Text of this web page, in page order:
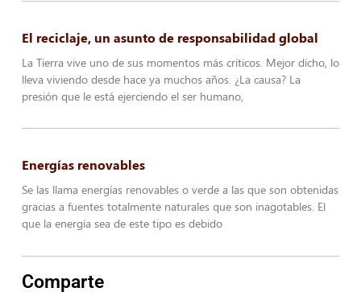
El reciclaje, un asunto de responsabilidad global
La Tierra vive uno de sus momentos más críticos. Mejor dicho, lo
lleva viviendo desde hace ya muchos años. ¿La causa? La
presión que le está ejerciendo el ser humano,
Energías renovables
Se las llama energías renovables o verde a las que son obtenidas
gracias a fuentes totalmente naturales que son inagotables. El
que la energía sea de este tipo es debido
Comparte